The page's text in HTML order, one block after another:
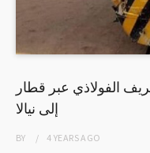
الفولاذي عبر قطار
إلى نيالا
BY 4 YEARSAGO